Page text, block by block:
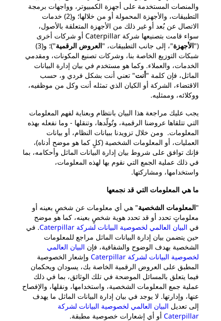
والمنصات المستخدمة على أجهزة الكمبيوتر، وواجهات برمجة
التطبيقات، والأجهزة المحمولة أو من خلالها؛ و(2) خدمات
الاتصال عن بُعد أو غير ذلك من الأجهزة المتعلقة بالأصول،
سواء قامت بتصنيعها شركة Caterpillar أو شركات أخرى
("الأجهزة"، إلى جانب التطبيقات، "العروض الرقمية
")؛ و(3)
شبكات التوزيع الخاصة بنا، وشركات تصنيع المكونات، ومقدمي
الخدمات، والعملاء. وكما هو مستخدم في بيان إدارة البيانات
الماثل، فإن كلمة "أنت" تعني أنت بشكل فردي و، حسب
الاقتضاء، الشركة أو الكيان الذي تمثله أنت وكل من موظفيه،
ووكلائه، وممثليه.
يجب عليك مراجعة هذا البيان بانتظام وبعناية لفهم المعلومات
التي تتلقاها عروضنا الرقمية، وتُولّدها، وتنقلها - وما نفعله بهذه
المعلومات. ومن خلال تزويدنا ببيانات النظام، أو بيانات
العمليات، أو المعلومات الشخصية (كلٍ كما هو موضح أدناه)،
فإنك توافق على شروط بيان إدارة البيانات الماثل وأحكامه، بما
في ذلك عملية الجمع التي نقوم بها لهذه المعلومات،
واستخدامها، ومشاركتها.
ما هي المعلومات التي قد نجمعها
"المعلومات الشخصية" هي أي معلومات عن شخصٍ بعينه أو
معلوماتٍ تحدد أو قد تحدد هوية شخصٍ بعينه، كما هو موضح
في البيان العالمي لخصوصية البيانات لشركة Caterpillar
. في
حين يتضمن بيان إدارة البيانات الماثل مراجع للمعلومات
الشخصية بهدف الوضوح والشفافية، فإن البيان العالمي
لخصوصية البيانات لشركة Caterpillar
وإشعار الخصوصية
المطبق على العروض الرقمية الخاصة بك، يسودان ويحكمان
فيما يتعلق بالمسائل الموضحة في تلك الوثائق، بما في ذلك
عملية جمع المعلومات الشخصية، واستخدامها، ونقلها، والإفصاح
عنها، وإدارتها. لا يوجد في بيان إدارة البيانات الماثل ما يهدف
إلى تعديل البيان العالمي لخصوصية البيانات لشركة
Caterpillar أو أي إشعارات خصوصية مطبقة.